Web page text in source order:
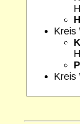
Kreis
Kreis